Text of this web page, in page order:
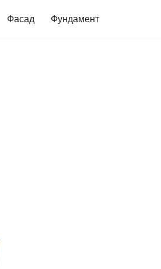
Фасад Фундамент